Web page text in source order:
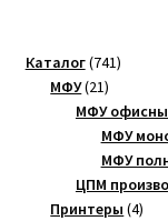
Каталог 741741
МФУ 2121
товар
МФУ
МФУ
МФУ
ЦПМ
Принтеры 44